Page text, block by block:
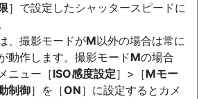
］で設定したシャッタースピードに
、撮影モードがM以外の場合は常に
動作します。撮影モードMの場合
ニュー［ISO感度設定］>［Mモー
制御］を［ON］に設定するとカメ